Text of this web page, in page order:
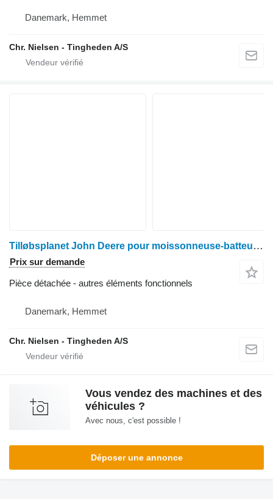
Danemark, Hemmet
Chr. Nielsen - Tingheden A/S
Tilløbsplanet John Deere pour moissonneuse-batteuse John Deere 1085
Prix sur demande
Pièce détachée - autres éléments fonctionnels
Danemark, Hemmet
Chr. Nielsen - Tingheden A/S
Vous vendez des machines et des
véhicules ?
Avec nous, c'est possible !
Déposer une annonce